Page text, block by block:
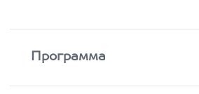
Программа